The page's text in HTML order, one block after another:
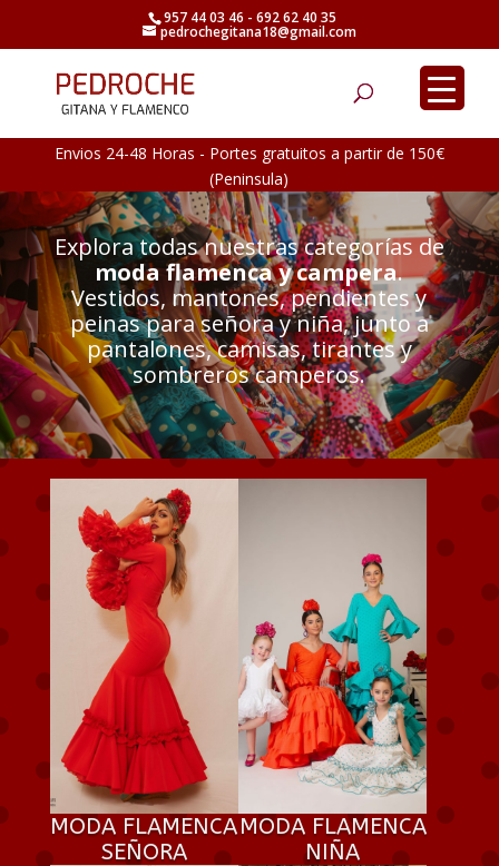
957 44 03 46 - 692 62 40 35
pedrochegitana18@gmail.com
Envios 24-48 Horas - Portes gratuitos a partir de 150€
(Peninsula)
Explora todas nuestras categorías de
moda flamenca y campera.
Vestidos, mantones, pendientes y
peinas para señora y niña, junto a
pantalones, camisas, tirantes y
sombreros camperos.
MODA FLAMENCA
SEÑORA
MODA FLAMENCA
NIÑA